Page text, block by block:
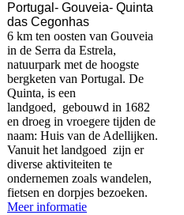
Portugal- Gouveia- Quinta
das Cegonhas
6 km ten oosten van Gouveia
in de Serra da Estrela,
natuurpark met de hoogste
bergketen van Portugal. De
Quinta, is een
landgoed, gebouwd in 1682
en droeg in vroegere tijden de
naam: Huis van de Adellijken.
Vanuit het landgoed zijn er
diverse aktiviteiten te
ondernemen zoals wandelen,
fietsen en dorpjes bezoeken.
Meer informatie